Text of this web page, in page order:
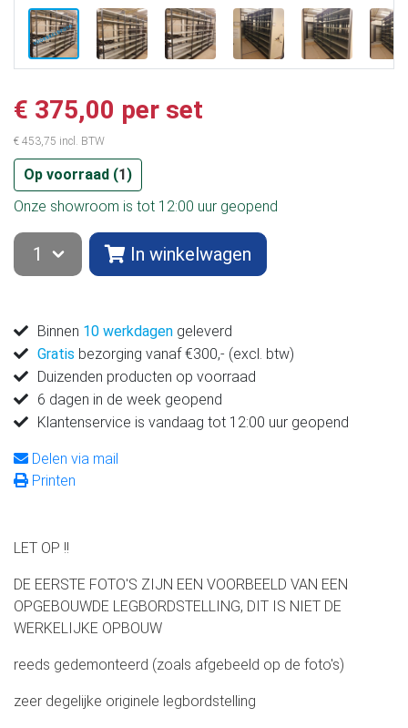
€ 375,00 per set
€ 453,75 incl. BTW
Op voorraad (1)
Onze showroom is tot 12:00 uur geopend
In winkelwagen
Binnen 10 werkdagen geleverd
Gratis bezorging vanaf €300,- (excl. btw)
Duizenden producten op voorraad
6 dagen in de week geopend
Klantenservice is vandaag tot 12:00 uur geopend
Delen via mail
Printen
LET OP !!
DE EERSTE FOTO'S ZIJN EEN VOORBEELD VAN EEN
OPGEBOUWDE LEGBORDSTELLING, DIT IS NIET DE
WERKELIJKE OPBOUW
reeds gedemonteerd (zoals afgebeeld op de foto's)
zeer degelijke originele legbordstelling